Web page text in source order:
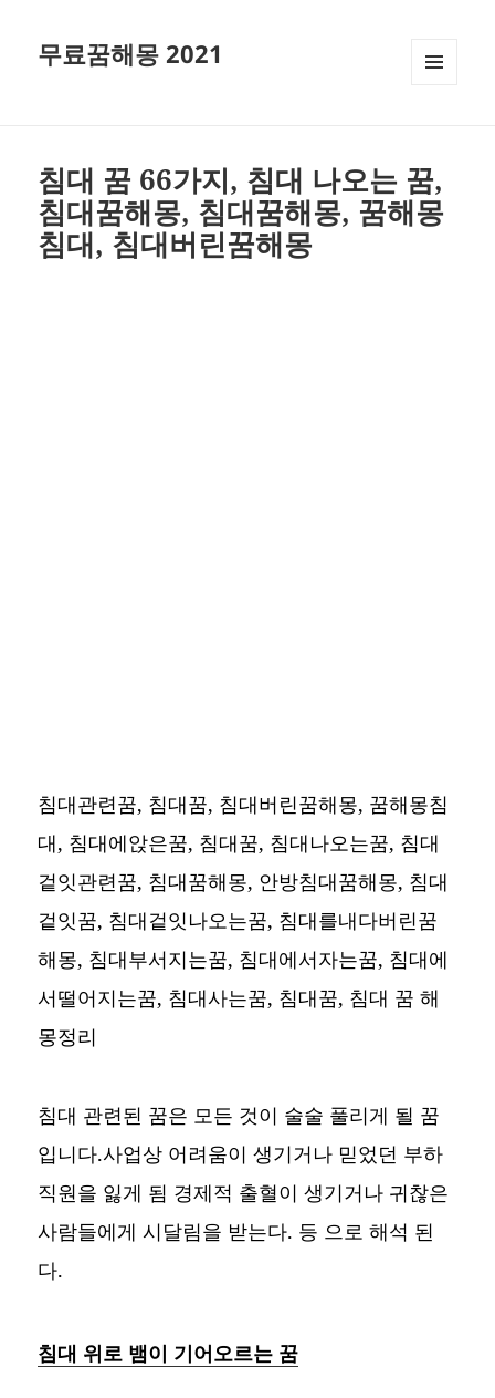
무료꿈해몽 2021
침대 꿈 66가지, 침대 나오는 꿈,
침대꿈해몽, 침대꿈해몽, 꿈해몽
침대, 침대버린꿈해몽
침대관련꿈, 침대꿈, 침대버린꿈해몽, 꿈해몽침
대, 침대에앉은꿈, 침대꿈, 침대나오는꿈, 침대
겉잇관련꿈, 침대꿈해몽, 안방침대꿈해몽, 침대
겉잇꿈, 침대겉잇나오는꿈, 침대를내다버린꿈
해몽, 침대부서지는꿈, 침대에서자는꿈, 침대에
서떨어지는꿈, 침대사는꿈, 침대꿈, 침대 꿈 해
몽정리
침대 관련된 꿈은 모든 것이 술술 풀리게 될 꿈
입니다.사업상 어려움이 생기거나 믿었던 부하
직원을 잃게 됨 경제적 출혈이 생기거나 귀찮은
사람들에게 시달림을 받는다. 등 으로 해석 된
다.
침대 위로 뱀이 기어오르는 꿈